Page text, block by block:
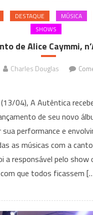
DESTAQUE MÚSICA
SHOWS
de Alice Caymmi,
Charles Douglas
lançamento
de
Alice
Caymmi,
n’A
Autêntica
04), A Autêntica
de seu novo
performance e
as músicas com a
a responsável pelo show
com que todos ficassem